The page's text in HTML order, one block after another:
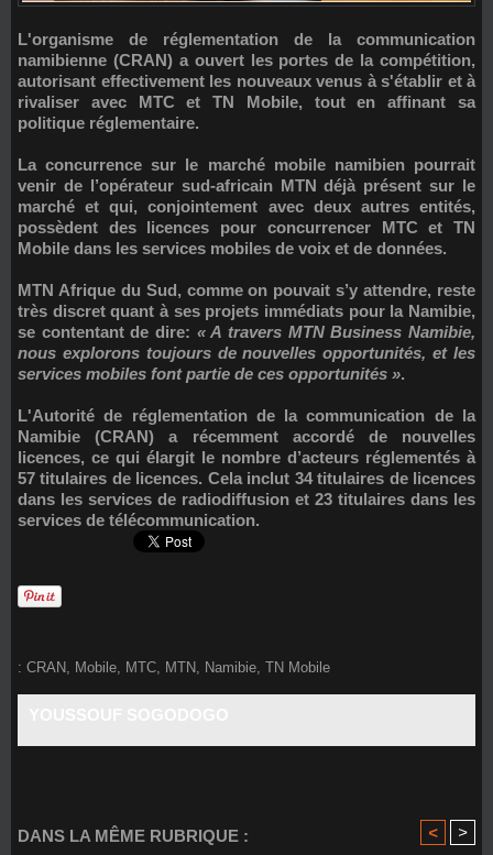
L'organisme de réglementation de la communication
namibienne (CRAN) a ouvert les portes de la compétition,
autorisant effectivement les nouveaux venus à s'établir et à
rivaliser avec MTC et TN Mobile, tout en affinant sa
politique réglementaire.
La concurrence sur le marché mobile namibien pourrait
venir de
l’opérateur sud-africain MTN déjà présent sur le
marché et qui, conjointement avec deux autres entités,
possèdent des licences pour concurrencer MTC et TN
Mobile dans les services mobiles de voix et de données.
MTN Afrique du Sud, comme on pouvait s’y attendre, reste
très discret quant à ses projets immédiats pour la Namibie,
se contentant de dire: « A travers MTN Business Namibie,
nous explorons toujours de nouvelles opportunités, et les
services mobiles font partie de ces opportunités ».
L'Autorité de réglementation de la communication de la
Namibie (CRAN) a récemment accordé de nouvelles
licences, ce qui élargit le nombre d’acteurs réglementés à
57 titulaires de licences. Cela inclut 34 titulaires de licences
dans les services de radiodiffusion et 23 titulaires dans les
services de télécommunication.
: CRAN, Mobile, MTC, MTN, Namibie, TN Mobile
DANS LA MÊME RUBRIQUE : < >